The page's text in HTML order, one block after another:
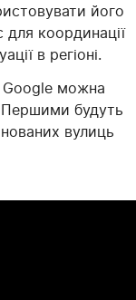
його
координації
в регіоні.
Google можна
Першими будуть
вулиць